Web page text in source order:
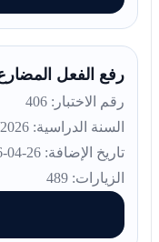
رفع الفعل المضارع
رقم الاختبار: 406
السنة الدراسية: 2025/2026
تاريخ الإضافة: 26-04-2026
الزيارات: 489